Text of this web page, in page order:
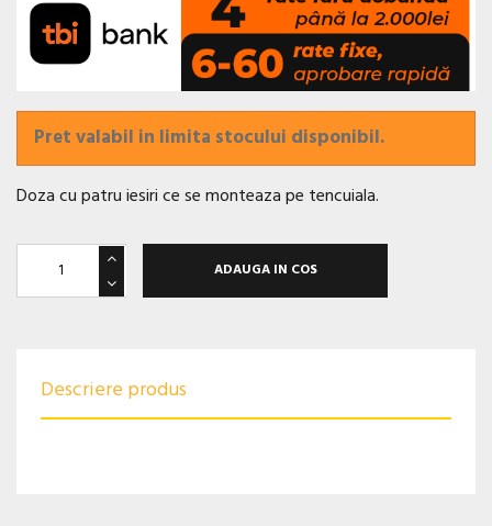
Pret valabil in limita stocului disponibil.
Doza cu patru iesiri ce se monteaza pe tencuiala.
ADAUGA IN COS
Descriere produs